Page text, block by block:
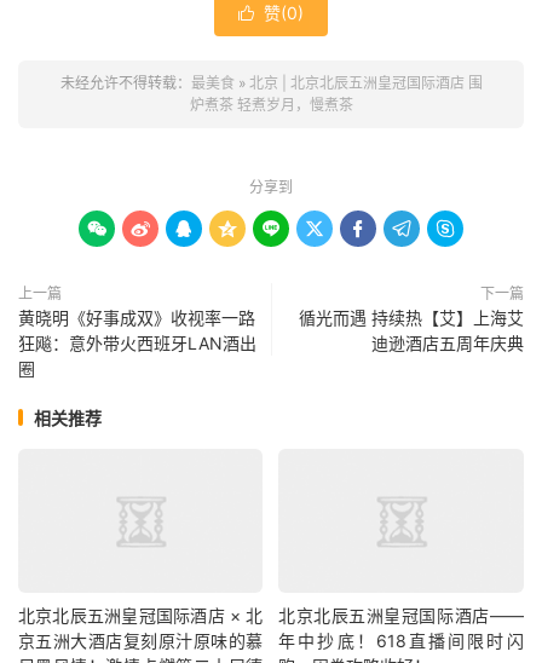
 赞(0)
未经允许不得转载： 最美食 » 北京 | 北京北辰五洲皇冠国际酒店 围
炉煮茶 轻煮岁月，慢煮茶
分享到
        
上一篇
黄晓明《好事成双》收视率一路
狂飚：意外带火西班牙LAN酒出
圈
下一篇
循光而遇 持续热【艾】上海艾
迪逊酒店五周年庆典
相关推荐
北京北辰五洲皇冠国际酒店 × 北
京五洲大酒店复刻原汁原味的慕
北京北辰五洲皇冠国际酒店——
年中抄底！618直播间限时闪